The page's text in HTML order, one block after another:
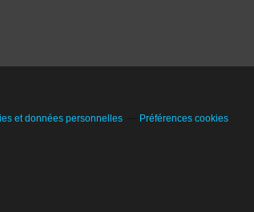
et données personnelles Préférences cookies